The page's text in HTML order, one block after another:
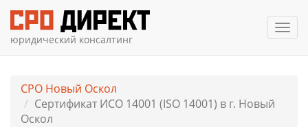
юридический консалтинг
СРО Новый Оскол
Сертификат ИСО 14001 (ISO 14001) в г. Новый
Оскол